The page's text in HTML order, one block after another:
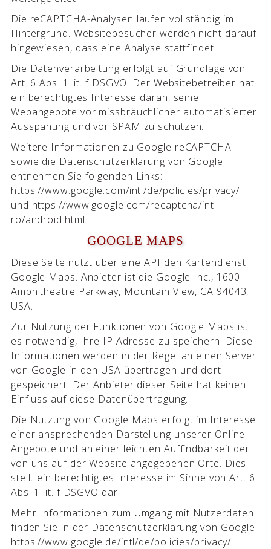
Die reCAPTCHA-Analysen laufen vollständig im
Hintergrund. Websitebesucher werden nicht darauf
hingewiesen, dass eine Analyse stattfindet.
Die Datenverarbeitung erfolgt auf Grundlage von
Art. 6 Abs. 1 lit. f DSGVO. Der Websitebetreiber hat
ein berechtigtes Interesse daran, seine
Webangebote vor missbräuchlicher automatisierter
Ausspähung und vor SPAM zu schützen.
Weitere Informationen zu Google reCAPTCHA
sowie die Datenschutzerklärung von Google
entnehmen Sie folgenden Links:
https://www.google.com/intl/de/policies/privacy/
und https://www.google.com/recaptcha/int
ro/android.html.
GOOGLE MAPS
Diese Seite nutzt über eine API den Kartendienst
Google Maps. Anbieter ist die Google Inc., 1600
Amphitheatre Parkway, Mountain View, CA 94043,
USA.
Zur Nutzung der Funktionen von Google Maps ist
es notwendig, Ihre IP Adresse zu speichern. Diese
Informationen werden in der Regel an einen Server
von Google in den USA übertragen und dort
gespeichert. Der Anbieter dieser Seite hat keinen
Einfluss auf diese Datenübertragung.
Die Nutzung von Google Maps erfolgt im Interesse
einer ansprechenden Darstellung unserer Online-
Angebote und an einer leichten Auffindbarkeit der
von uns auf der Website angegebenen Orte. Dies
stellt ein berechtigtes Interesse im Sinne von Art. 6
Abs. 1 lit. f DSGVO dar.
Mehr Informationen zum Umgang mit Nutzerdaten
finden Sie in der Datenschutzerklärung von Google:
https://www.google.de/intl/de/policies/privacy/.